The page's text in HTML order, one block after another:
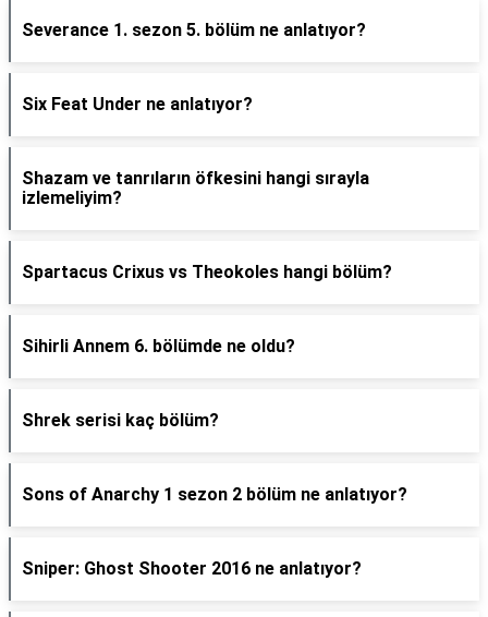
Severance 1. sezon 5. bölüm ne anlatıyor?
Six Feat Under ne anlatıyor?
Shazam ve tanrıların öfkesini hangi sırayla
izlemeliyim?
Spartacus Crixus vs Theokoles hangi bölüm?
Sihirli Annem 6. bölümde ne oldu?
Shrek serisi kaç bölüm?
Sons of Anarchy 1 sezon 2 bölüm ne anlatıyor?
Sniper: Ghost Shooter 2016 ne anlatıyor?